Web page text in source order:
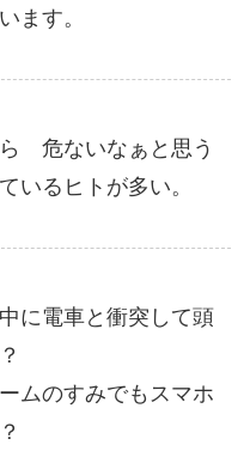
ます。
危ないなぁと思う
いるヒトが多い。
に電車と衝突して頭
ムのすみでもスマホ